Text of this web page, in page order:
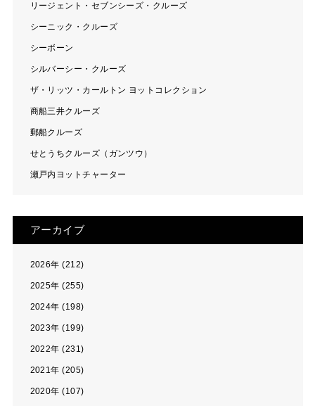
リージェント・セブンシーズ・クルーズ
シーニック・クルーズ
シーボーン
シルバーシー・クルーズ
ザ・リッツ・カールトン ヨットコレクション
商船三井クルーズ
郵船クルーズ
せとうちクルーズ（ガンツウ）
瀬戸内ヨットチャーター
アーカイブ
2026年 (212)
2025年 (255)
2024年 (198)
2023年 (199)
2022年 (231)
2021年 (205)
2020年 (107)